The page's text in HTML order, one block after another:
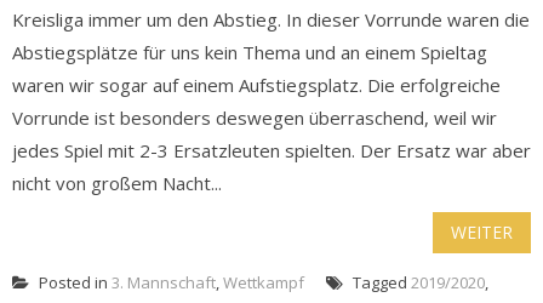
Kreisliga immer um den Abstieg. In dieser Vorrunde waren die
Abstiegsplätze für uns kein Thema und an einem Spieltag
waren wir sogar auf einem Aufstiegsplatz. Die erfolgreiche
Vorrunde ist besonders deswegen überraschend, weil wir
jedes Spiel mit 2-3 Ersatzleuten spielten. Der Ersatz war aber
nicht von großem Nacht...
WEITER
Posted in 3. Mannschaft,Wettkampf Tagged 2019/2020,